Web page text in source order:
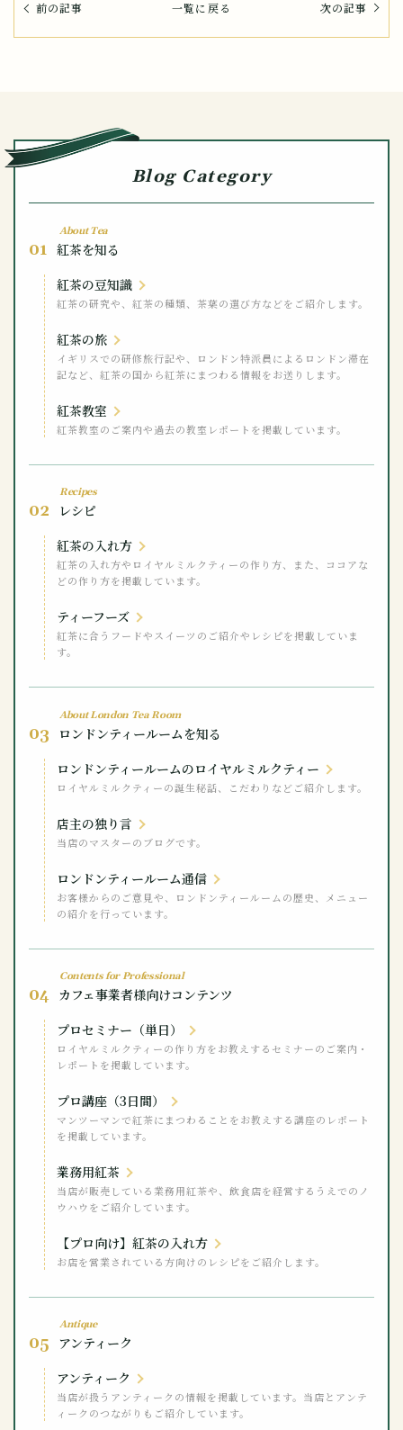
前の記事 一覧に戻る 次の記事
Blog Category
About Tea
01 紅茶を知る
紅茶の豆知識
紅茶の研究や、紅茶の種類、茶葉の選び方などをご紹介します。
紅茶の旅
イギリスでの研修旅行記や、ロンドン特派員によるロンドン滞在
記など、紅茶の国から紅茶にまつわる情報をお送りします。
紅茶教室
紅茶教室のご案内や過去の教室レポートを掲載しています。
Recipes
02
レシピ
紅茶の入れ方
紅茶の入れ方やロイヤルミルクティーの作り方、また、ココアな
どの作り方を掲載しています。
ティーフーズ
紅茶に合うフードやスイーツのご紹介やレシピを掲載していま
す。
About London Tea Room
03
ロンドンティールームを知る
ロンドンティールームのロイヤルミルクティー
ロイヤルミルクティーの誕生秘話、こだわりなどご紹介します。
店主の独り言
当店のマスターのブログです。
ロンドンティールーム通信
お客様からのご意見や、ロンドンティールームの歴史、メニュー
の紹介を行っています。
Contents for Professional
04 カフェ事業者様向けコンテンツ
プロセミナー（単日）
ロイヤルミルクティーの作り方をお教えするセミナーのご案内・
レポートを掲載しています。
プロ講座（3日間）
マンツーマンで紅茶にまつわることをお教えする講座のレポート
を掲載しています。
業務用紅茶
当店が販売している業務用紅茶や、飲食店を経営するうえでのノ
ウハウをご紹介しています。
【プロ向け】紅茶の入れ方
お店を営業されている方向けのレシピをご紹介します。
Antique
05
アンティーク
アンティーク
当店が扱うアンティークの情報を掲載しています。当店とアンテ
ィークのつながりもご紹介しています。